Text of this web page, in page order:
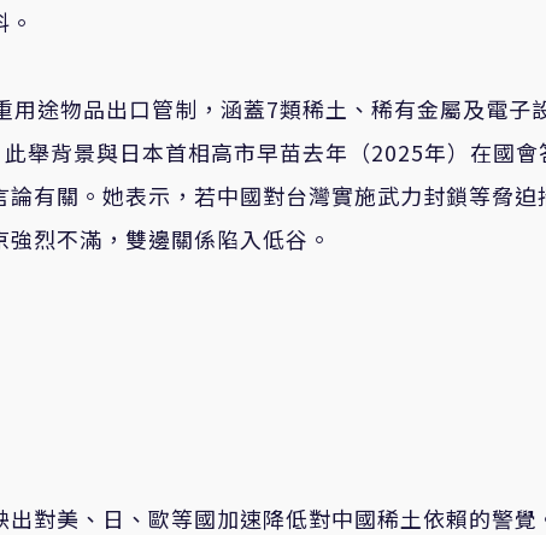
途物品出口管制，涵蓋7類稀土、稀有金屬及電子
舉背景與日本首相高市早苗去年（2025年）在國會
有關。她表示，若中國對台灣實施武力封鎖等脅迫
烈不滿，雙邊關係陷入低谷。
對美、日、歐等國加速降低對中國稀土依賴的警覺